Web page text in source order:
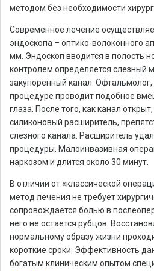
методом без необходимости
Современное лечение
эндоскопа – оптико-волоконного
мм. Эндоскоп вводится в полость
контролем определяется слезный
закупоренный канал.
процедуре проводит подобное
глаза. После того, как канал
силиконовый расширитель,
слезного канала. Расширитель
процедуры. Малоинвазивная
наркозом и длится около 30 минут.
В отличии от «классической
метод лечения не требует
сопровождается болью в
него не остается рубцов.
нормальному образу жизни
короткие сроки. Эффективность
богатым клиническим опытом